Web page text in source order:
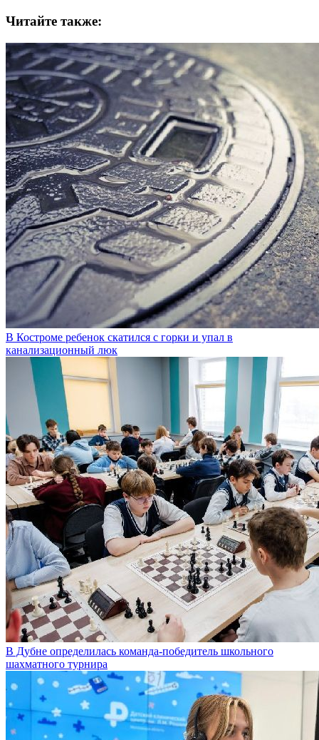
Читайте также:
В Костроме ребенок скатился с горки и упал в
канализационный люк
В Дубне определилась команда-победитель школьного
шахматного турнира